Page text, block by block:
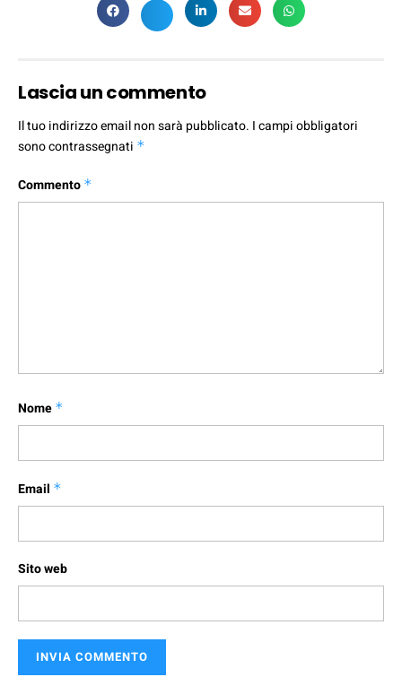
Lascia un commento
Il tuo indirizzo email non sarà pubblicato. I campi obbligatori
sono contrassegnati *
Commento *
Nome *
Email *
Sito web